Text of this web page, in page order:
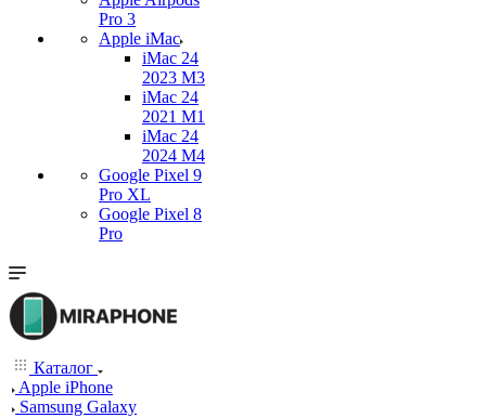
Pro 3
Apple iMac
iMac 24
2023 M3
iMac 24
2021 M1
iMac 24
2024 M4
Google Pixel 9
Pro XL
Google Pixel 8
Pro
Каталог
Apple iPhone
Samsung Galaxy